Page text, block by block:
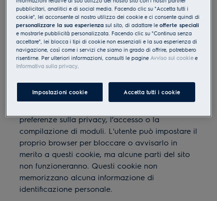
cookie che usiamo e sul motivo per cui li usiamo.
Categorie di cookie
Cookie essenziali
Questi cookie sono necessari per il sito web e
Di solito sono impostati solo in risposta alle
azioni effettuate da te che equivalgono a una
preferenze sulla privacy, l’accesso o la
compilazione di moduli. L'utente può impostare il
proprio browser per bloccare o avvisarlo in
merito a questi cookie, ma alcune parti del sito
non funzioneranno. Questi cookie non
memorizzano alcuna informazione di
identificazione personale.
pubblicitari, analitici e di social media. Facendo clic su "Accetta tutti i
cookie", lei acconsente al nostro utilizzo dei cookie e ci consente quindi di
personalizzare la sua esperienza sul sito, di adattare leofferte speciali
e mostrarle pubblicità personalizzata. Facendo clic su "Continua senza
accettare", lei blocca i tipi di cookie non essenziali e la sua esperienza di
navigazione, così come i servizi che siamo in grado di offrire, potrebbero
risentirne. Per ulteriori informazioni, consulti le pagine Avviso sui cookiee
Informativa sulla privacy.
Impostazioni cookie Accetta tutti i cookie